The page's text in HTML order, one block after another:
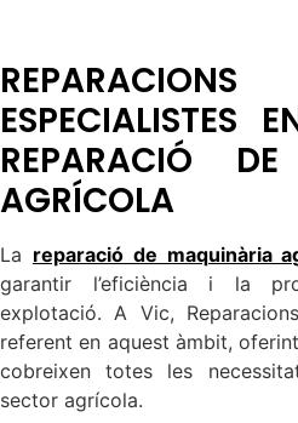
ESPECIALISTES
REPARACIÓ
AGRÍCOLA
La reparació de maquinària
garantir l’eficiència i la
explotació. A Vic,
referent en aquest àmbit,
cobreixen totes les
sector agrícola.